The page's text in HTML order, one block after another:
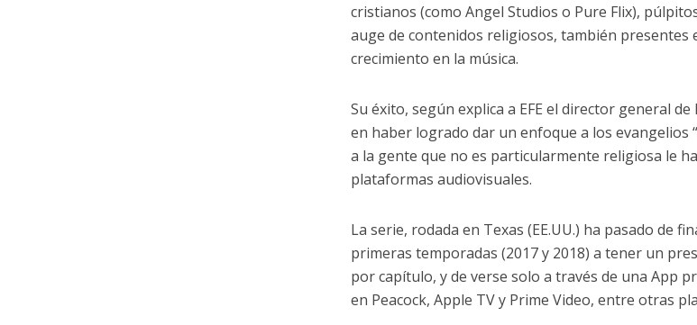
cristianos (como Angel Studios o Pure Flix),
auge de contenidos religiosos, también presentes
crecimiento en la música.
Su éxito, según explica a EFE el director general
en haber logrado dar un enfoque a los evangelios
a la gente que no es particularmente religiosa le
plataformas audiovisuales.
La serie, rodada en Texas (EE.UU.) ha pasado de
primeras temporadas (2017 y 2018) a tener un
por capítulo, y de verse solo a través de una App
en Peacock, Apple TV y Prime Video, entre otras